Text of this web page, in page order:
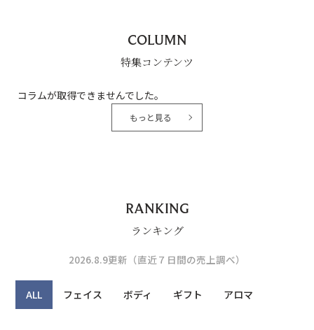
COLUMN
特集コンテンツ
コラムが取得できませんでした。
もっと見る
RANKING
ランキング
2026.8.9更新（直近７日間の売上調べ）
ALL フェイス ボディ ギフト アロマ